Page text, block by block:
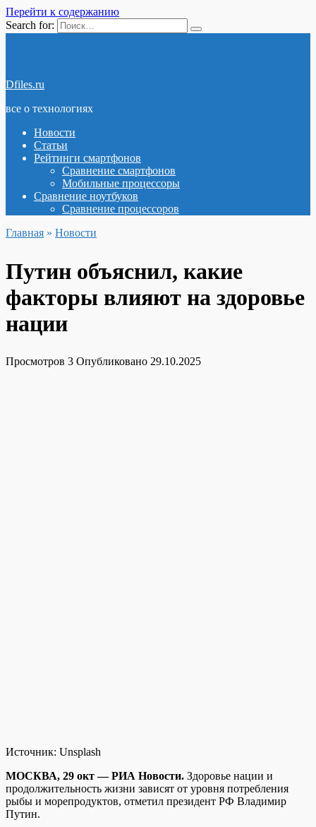
Перейти к содержанию
Search for:
Dfiles.ru
все о технологиях
Новости
Статьи
Рейтинги смартфонов
Сравнение смартфонов
Мобильные процессоры
Сравнение ноутбуков
Сравнение процессоров
Главная » Новости
Путин объяснил, какие
факторы влияют на здоровье
нации
Просмотров 3 Опубликовано 29.10.2025
Источник: Unsplash
МОСКВА, 29 окт — РИА Новости. Здоровье нации и
продолжительность жизни зависят от уровня потребления
рыбы и морепродуктов, отметил президент РФ Владимир
Путин.